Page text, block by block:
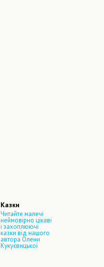
Казки
Читайте малечі
неймовірно цікаві
і захоплюючі
казки від нашого
автора Олени
Кукуєвицької